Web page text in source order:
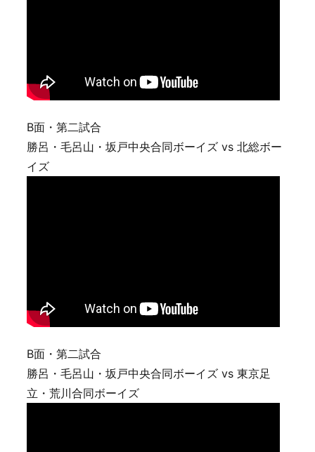
B面・第二試合
勝呂・毛呂山・坂戸中央合同ボーイズ vs 北総ボー
イズ
B面・第二試合
勝呂・毛呂山・坂戸中央合同ボーイズ vs 東京足
立・荒川合同ボーイズ